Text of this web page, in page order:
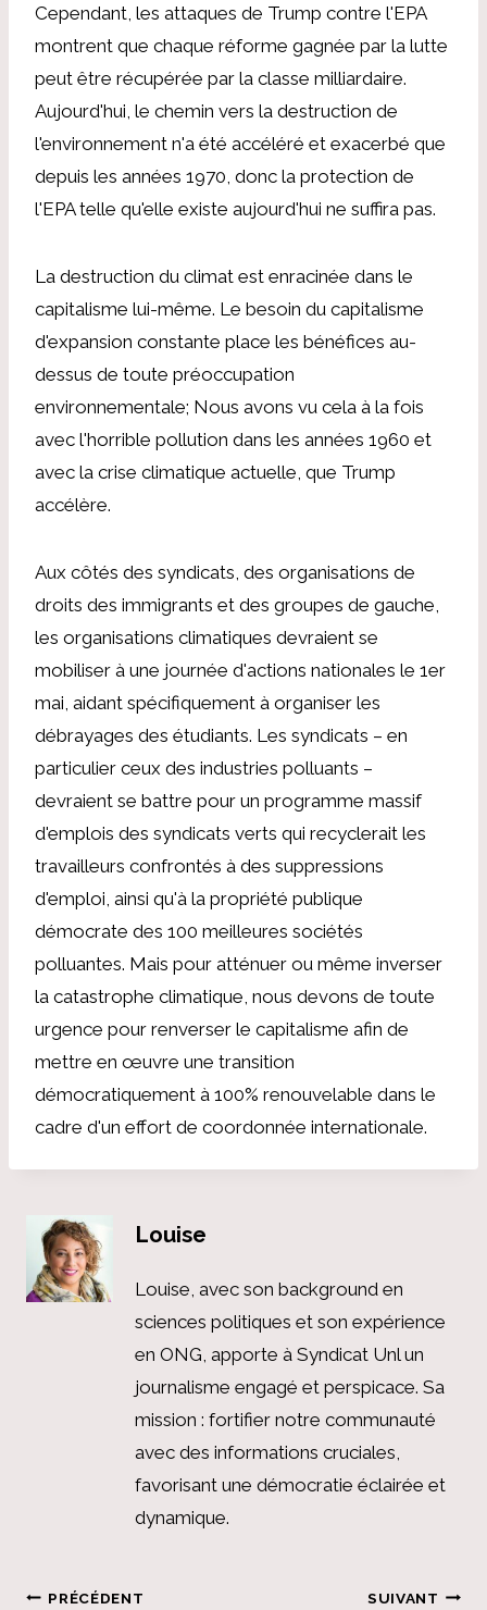
Cependant, les attaques de Trump contre l'EPA
montrent que chaque réforme gagnée par la lutte
peut être récupérée par la classe milliardaire.
Aujourd'hui, le chemin vers la destruction de
l'environnement n'a été accéléré et exacerbé que
depuis les années 1970, donc la protection de
l'EPA telle qu'elle existe aujourd'hui ne suffira pas.
La destruction du climat est enracinée dans le
capitalisme lui-même. Le besoin du capitalisme
d'expansion constante place les bénéfices au-
dessus de toute préoccupation
environnementale; Nous avons vu cela à la fois
avec l'horrible pollution dans les années 1960 et
avec la crise climatique actuelle, que Trump
accélère.
Aux côtés des syndicats, des organisations de
droits des immigrants et des groupes de gauche,
les organisations climatiques devraient se
mobiliser à une journée d'actions nationales le 1er
mai, aidant spécifiquement à organiser les
débrayages des étudiants. Les syndicats – en
particulier ceux des industries polluants –
devraient se battre pour un programme massif
d'emplois des syndicats verts qui recyclerait les
travailleurs confrontés à des suppressions
d'emploi, ainsi qu'à la propriété publique
démocrate des 100 meilleures sociétés
polluantes. Mais pour atténuer ou même inverser
la catastrophe climatique, nous devons de toute
urgence pour renverser le capitalisme afin de
mettre en œuvre une transition
démocratiquement à 100% renouvelable dans le
cadre d'un effort de coordonnée internationale.
Louise
Louise, avec son background en
sciences politiques et son expérience
en ONG, apporte à Syndicat Unl un
journalisme engagé et perspicace. Sa
mission : fortifier notre communauté
avec des informations cruciales,
favorisant une démocratie éclairée et
dynamique.
PRÉCÉDENT SUIVANT